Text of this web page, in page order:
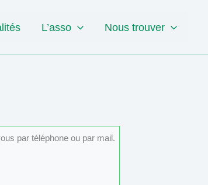
L’asso Nous trouver
par téléphone ou par mail.